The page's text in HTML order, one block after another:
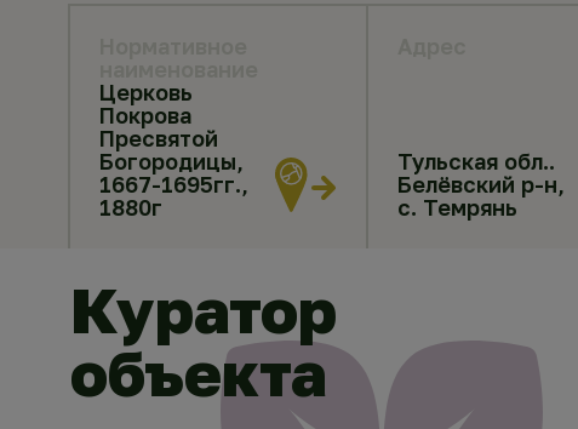
Церковь
Покрова
Пресвятой
Богородицы,
1667-1695гг.,
1880г
Тульская обл..
Белёвский р-н,
с. Темрянь
Куратор
объекта